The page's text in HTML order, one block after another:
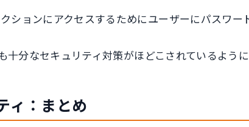
ションにアクセスするためにユーザーにパスワー
分なセキュリティ対策がほどこされているように
ィ：まとめ